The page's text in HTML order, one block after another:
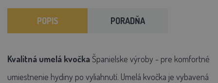
POPIS PORADŇA
Kvalitná umelá kvočka Španielske výroby - pre komfortné
umiestnenie hydiny po vyliahnutí. Umelá kvočka je vybavená